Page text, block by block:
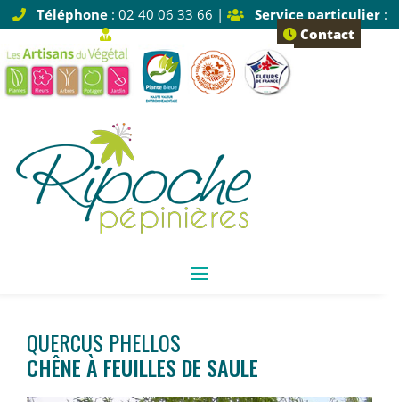
Téléphone: 02 40 06 33 66 | Service particulier:
Tapez 1 |
Service pro: Tapez 2 Contact
QUERCUS PHELLOS
CHÊNE À FEUILLES DE SAULE